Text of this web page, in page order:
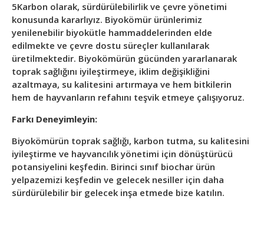
5Karbon olarak, sürdürülebilirlik ve çevre yönetimi
konusunda kararlıyız. Biyokömür ürünlerimiz
yenilenebilir biyokütle hammaddelerinden elde
edilmekte ve çevre dostu süreçler kullanılarak
üretilmektedir. Biyokömürün gücünden yararlanarak
toprak sağlığını iyileştirmeye, iklim değişikliğini
azaltmaya, su kalitesini artırmaya ve hem bitkilerin
hem de hayvanların refahını teşvik etmeye çalışıyoruz.
Farkı Deneyimleyin:
Biyokömürün toprak sağlığı, karbon tutma, su kalitesini
iyileştirme ve hayvancılık yönetimi için dönüştürücü
potansiyelini keşfedin. Birinci sınıf biochar ürün
yelpazemizi keşfedin ve gelecek nesiller için daha
sürdürülebilir bir gelecek inşa etmede bize katılın.